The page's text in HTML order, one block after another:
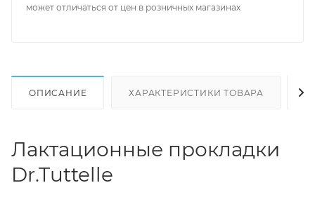
может отличаться от цен в розничных магазинах
ОПИСАНИЕ ХАРАКТЕРИСТИКИ ТОВАРА
Лактационные прокладки
Dr.Tuttelle